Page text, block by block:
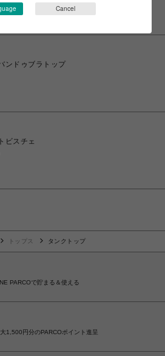
ンドゥブラトップ
ビスチェ
トップス タンクトップ
PARCOで貯まる＆使える
1,500円分のPARCOポイント進呈
Cancel